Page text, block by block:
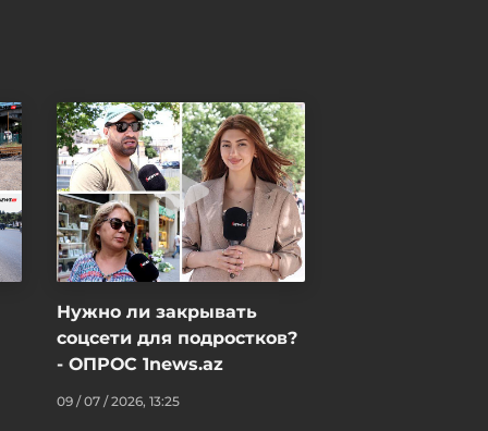
Нужно ли закрывать
соцсети для подростков?
- ОПРОС 1news.az
09 / 07 / 2026, 13:25